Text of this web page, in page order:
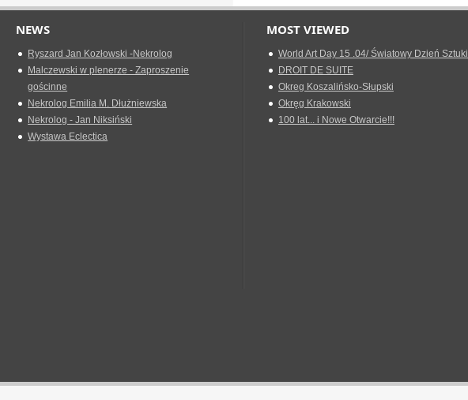
NEWS
Ryszard Jan Kozłowski -Nekrolog
Malczewski w plenerze - Zaproszenie
gościnne
Nekrolog Emilia M. Dłużniewska
Nekrolog - Jan Niksiński
Wystawa Eclectica
MOST VIEWED
World Art Day 15 .04/ Światowy Dzień Sztuki
DROIT DE SUITE
Okreg Koszalińsko-Słupski
Okręg Krakowski
100 lat... i Nowe Otwarcie!!!